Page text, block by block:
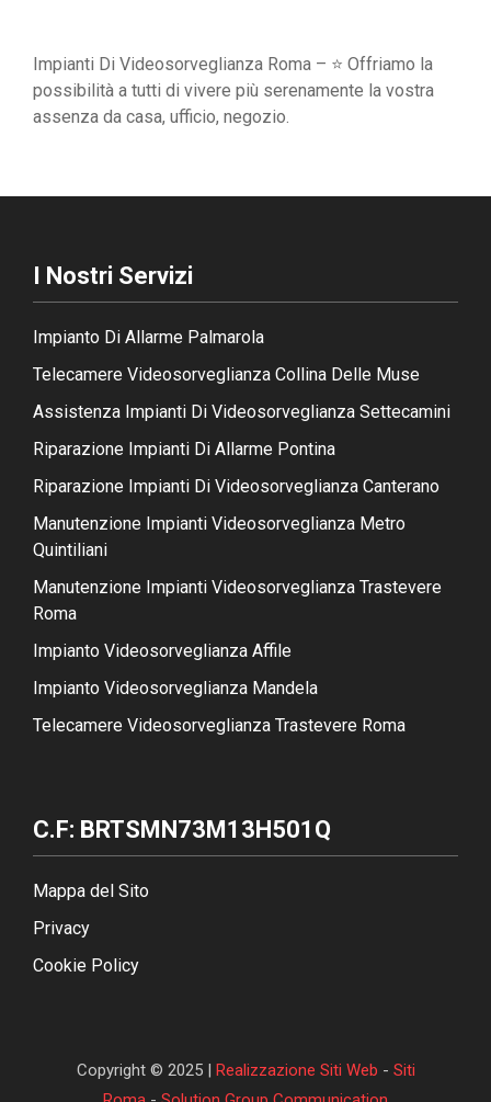
Impianti Di Videosorveglianza Roma – ⭐ Offriamo la
possibilità a tutti di vivere più serenamente la vostra
assenza da casa, ufficio, negozio.
I Nostri Servizi
Impianto Di Allarme Palmarola
Telecamere Videosorveglianza Collina Delle Muse
Assistenza Impianti Di Videosorveglianza Settecamini
Riparazione Impianti Di Allarme Pontina
Riparazione Impianti Di Videosorveglianza Canterano
Manutenzione Impianti Videosorveglianza Metro
Quintiliani
Manutenzione Impianti Videosorveglianza Trastevere
Roma
Impianto Videosorveglianza Affile
Impianto Videosorveglianza Mandela
Telecamere Videosorveglianza Trastevere Roma
C.F: BRTSMN73M13H501Q
Mappa del Sito
Privacy
Cookie Policy
Copyright © 2025 | Realizzazione Siti Web - Siti